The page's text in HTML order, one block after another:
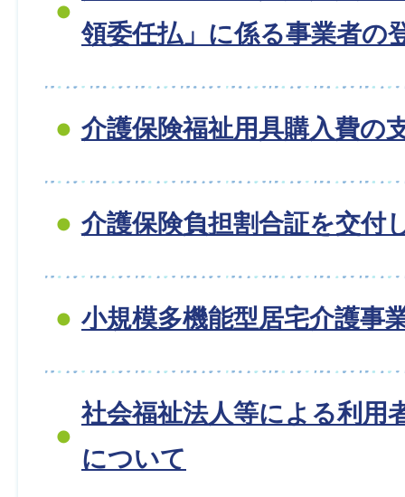
領委任払」に係る事業者の
介護保険福祉用具購入費の
介護保険負担割合証を交付
小規模多機能型居宅介護事
社会福祉法人等による利用
について